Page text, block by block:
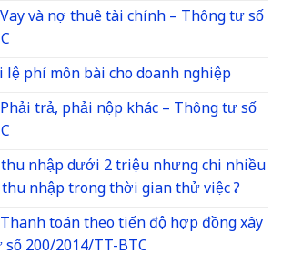
và nợ thuê tài chính – Thông tư số
phí môn bài cho doanh nghiệp
trả, phải nộp khác – Thông tư số
nhập dưới 2 triệu nhưng chi nhiều
nhập trong thời gian thử việc ?
toán theo tiến độ hợp đồng xây
200/2014/TT-BTC